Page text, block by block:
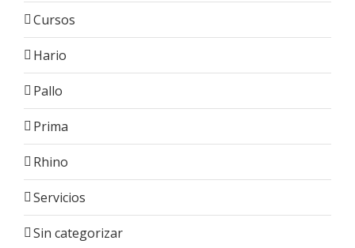
Cursos
Hario
Pallo
Prima
Rhino
Servicios
Sin categorizar